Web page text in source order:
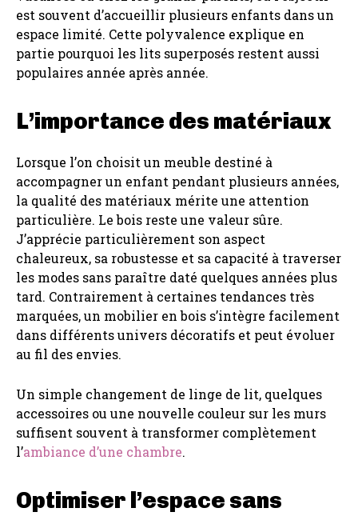
est souvent d’accueillir plusieurs enfants dans un
espace limité. Cette polyvalence explique en
partie pourquoi les lits superposés restent aussi
populaires année après année.
L’importance des matériaux
Lorsque l’on choisit un meuble destiné à
accompagner un enfant pendant plusieurs années,
la qualité des matériaux mérite une attention
particulière. Le bois reste une valeur sûre.
J’apprécie particulièrement son aspect
chaleureux, sa robustesse et sa capacité à traverser
les modes sans paraître daté quelques années plus
tard. Contrairement à certaines tendances très
marquées, un mobilier en bois s’intègre facilement
dans différents univers décoratifs et peut évoluer
au fil des envies.
Un simple changement de linge de lit, quelques
accessoires ou une nouvelle couleur sur les murs
suffisent souvent à transformer complètement
l’ambiance d’une chambre.
Optimiser l’espace sans